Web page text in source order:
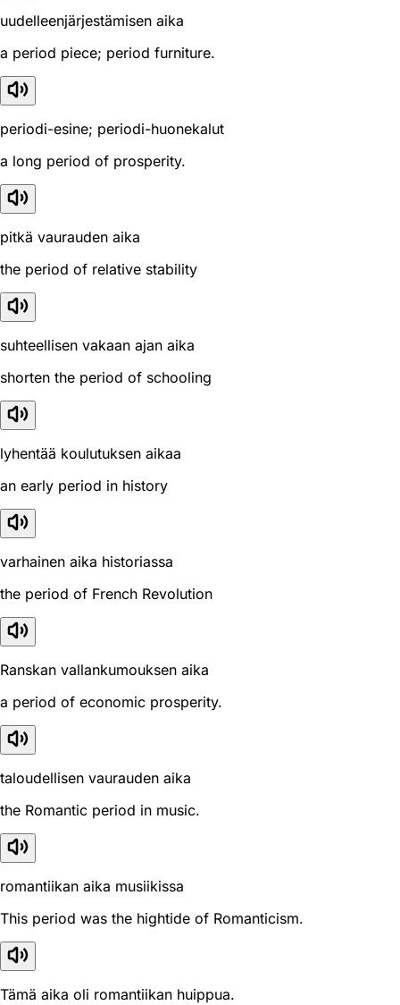
uudelleenjärjestämisen aika
a period piece; period furniture.
periodi-esine; periodi-huonekalut
a long period of prosperity.
pitkä vaurauden aika
the period of relative stability
suhteellisen vakaan ajan aika
shorten the period of schooling
lyhentää koulutuksen aikaa
an early period in history
varhainen aika historiassa
the period of French Revolution
Ranskan vallankumouksen aika
a period of economic prosperity.
taloudellisen vaurauden aika
the Romantic period in music.
romantiikan aika musiikissa
This period was the hightide of Romanticism.
Tämä aika oli romantiikan huippua.